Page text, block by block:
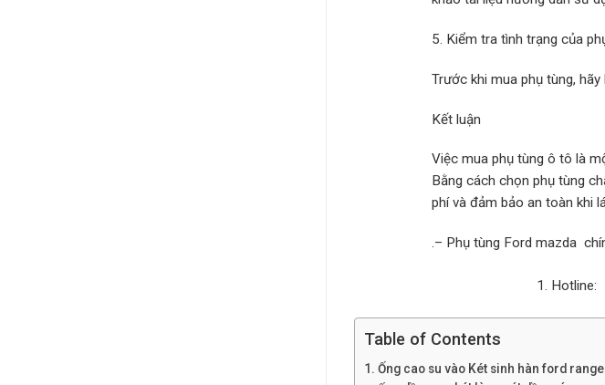
5. Kiểm tra tình trạng của
Trước khi mua phụ tùng,
Kết luận
Việc mua phụ tùng ô tô là
Bằng cách chọn phụ tùng
phí và đảm bảo an toàn khi
.– Phụ tùng Ford mazda
Hotline:
Table of Contents
Ống cao su vào Két sinh hàn ford